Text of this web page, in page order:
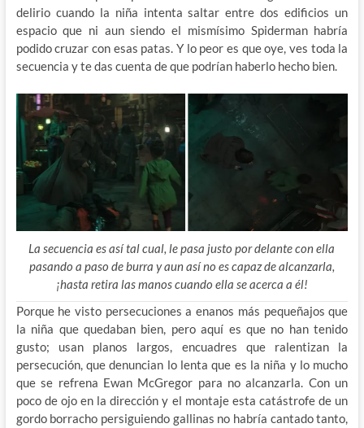
delirio cuando la niña intenta saltar entre dos edificios un
espacio que ni aun siendo el mismísimo Spiderman habría
podido cruzar con esas patas. Y lo peor es que oye, ves toda la
secuencia y te das cuenta de que podrían haberlo hecho bien.
La secuencia es así tal cual, le pasa justo por delante con ella
pasando a paso de burra y aun así no es capaz de alcanzarla,
¡hasta retira las manos cuando ella se acerca a él!
Porque he visto persecuciones a enanos más pequeñajos que
la niña que quedaban bien, pero aquí es que no han tenido
gusto; usan planos largos, encuadres que ralentizan la
persecución, que denuncian lo lenta que es la niña y lo mucho
que se refrena Ewan McGregor para no alcanzarla. Con un
poco de ojo en la dirección y el montaje esta catástrofe de un
gordo borracho persiguiendo gallinas no habría cantado tanto,